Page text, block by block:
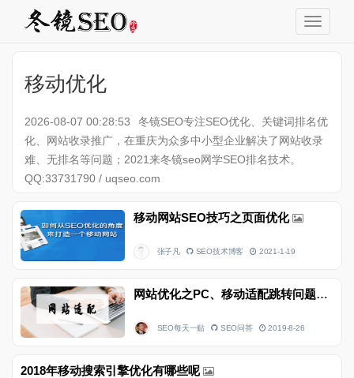
移动优化
2026-08-07 00:28:53
冬镜SEO专注SEO优化、关键词排名优
化、网站收录推广，在重庆为众多中小型企业解决了网站收录
难、无排名等问题；2021来冬镜seo网学SEO排名技术。
QQ:33731790 / uqseo.com
移动网站SEO技巧之页面优化
张子凡 SEO技术博客 2021-1-19
网站优化之PC、移动适配跳转问题该怎么解决
SEO每天一贴 SEO问答 2019-8-26
2018年移动搜索引擎优化有哪些呢